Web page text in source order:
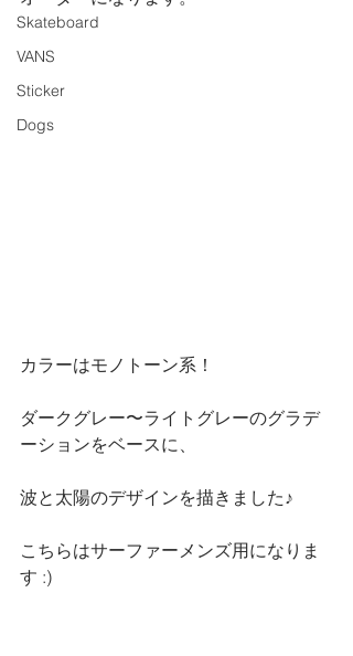
Skateboard
VANS
Sticker
Dogs
カラーはモノトーン系！
ダークグレー〜ライトグレーのグラデ
ーションをベースに、
波と太陽のデザインを描きました♪
こちらはサーファーメンズ用になりま
す :)